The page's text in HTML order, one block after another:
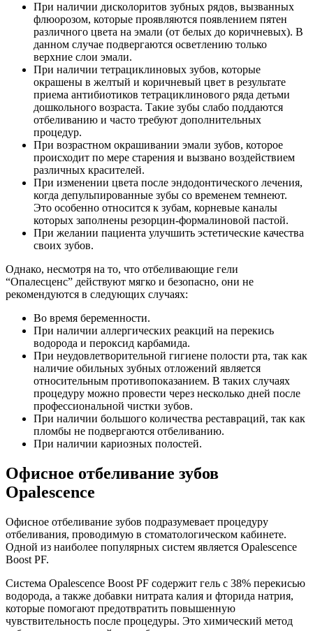
При наличии дисколоритов зубных рядов, вызванных
флюорозом, которые проявляются появлением пятен
различного цвета на эмали (от белых до коричневых). В
данном случае подвергаются осветлению только
верхние слои эмали.
При наличии тетрациклиновых зубов, которые
окрашены в желтый и коричневый цвет в результате
приема антибиотиков тетрациклинового ряда детьми
дошкольного возраста. Такие зубы слабо поддаются
отбеливанию и часто требуют дополнительных
процедур.
При возрастном окрашивании эмали зубов, которое
происходит по мере старения и вызвано воздействием
различных красителей.
При изменении цвета после эндодонтического лечения,
когда депульпированные зубы со временем темнеют.
Это особенно относится к зубам, корневые каналы
которых заполнены резорцин-формалиновой пастой.
При желании пациента улучшить эстетические качества
своих зубов.
Однако, несмотря на то, что отбеливающие гели
“Опалесценс” действуют мягко и безопасно, они не
рекомендуются в следующих случаях:
Во время беременности.
При наличии аллергических реакций на перекись
водорода и пероксид карбамида.
При неудовлетворительной гигиене полости рта, так как
наличие обильных зубных отложений является
относительным противопоказанием. В таких случаях
процедуру можно провести через несколько дней после
профессиональной чистки зубов.
При наличии большого количества реставраций, так как
пломбы не подвергаются отбеливанию.
При наличии кариозных полостей.
Офисное отбеливание зубов
Opalescence
Офисное отбеливание зубов подразумевает процедуру
отбеливания, проводимую в стоматологическом кабинете.
Одной из наиболее популярных систем является Opalescence
Boost PF.
Система Opalescence Boost PF содержит гель с 38% перекисью
водорода, а также добавки нитрата калия и фторида натрия,
которые помогают предотвратить повышенную
чувствительность после процедуры. Это химический метод